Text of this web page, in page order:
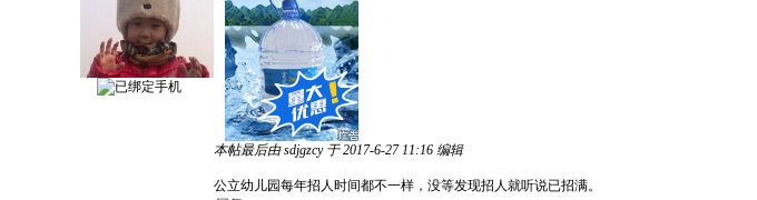
本帖最后由 sdjgzcy 于 2017-6-27 11:16 编辑
公立幼儿园每年招人时间都不一样，没等发现招人就听说已招满。